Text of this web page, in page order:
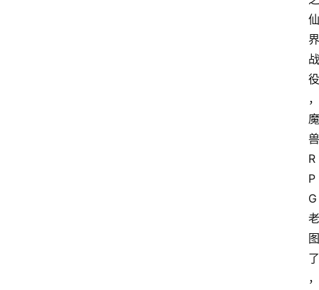
仙
界
战
役
，
魔
兽
R
P
G
老
图
了
，